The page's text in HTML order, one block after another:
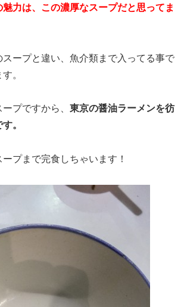
力は、この濃厚なスープだと思ってま
スープと違い、魚介類まで入ってる事で
。
プですから、 東京の醤油ラーメンを彷
。
プまで完食しちゃいます！